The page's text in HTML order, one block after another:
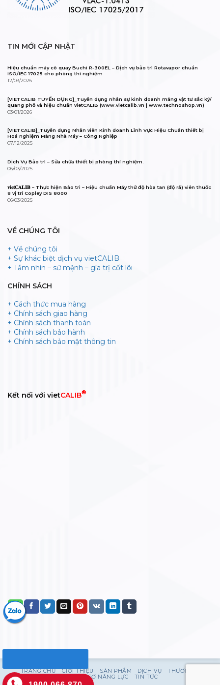
TIN MỚI CẬP NHẬT
Hiệu chuẩn máy cô quay Buchi R-300EL – Dịch vụ bảo trì Rotavapor chuẩn
ISO/IEC 17025 cho phòng thí nghiệm
12/03/2026
[VIETCALIB TUYỂN DỤNG]_Tuyển dụng nhân sự kinh doanh mảng vật tư sắc ký/
quang phổ và hiệu chuẩn vietCALIB (www.vietcalib.vn | www.technoshop.vn)
03/01/2026
[VIETCALIB]_Tuyển dụng Nhân viên Kinh doanh Lĩnh Vực Hiệu Chuẩn thiết bị
Hoá nghiệm Mảng Nhà Máy – Công Nghiệp
07/12/2025
Dịch Vụ Bảo trì – Sửa chữa thiết bị phòng thí nghiệm.
06/03/2025
𝐯𝐢𝐞𝐭𝐂𝐀𝐋𝐈𝐁 – Thực hiện Bảo trì – Hiệu chuẩn Máy thử độ hòa tan (độ rã) viên thuốc
8 vị trí Copley DIS 8000
06/03/2025
VỀ CHÚNG TÔI
+ Về chúng tôi
+ Sự khác biệt dịch vụ vietCALIB
+ Tầm nhìn – sứ mệnh – gía trị cốt lõi
CHÍNH SÁCH
+ Cách thức mua hàng
+ Chính sách giao hàng
+ Chính sách thanh toán
+ Chính sách bảo hành
+ Chính sách bảo mật thông tin
Kết nối với vietCALIB®
TRANG CHỦ GIỚI THIỆU SẢN PHẨM DỊCH VỤ
THƯƠNG HIỆU
HỒ SƠ NĂNG LỰC
TIN TỨC